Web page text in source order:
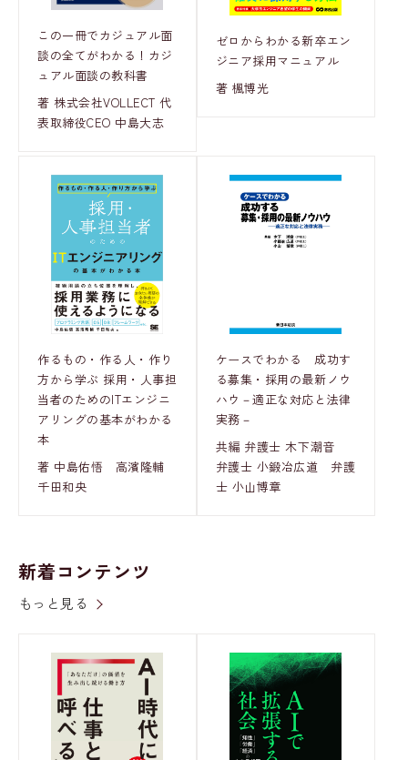
この一冊でカジュアル面
談の全てがわかる！カジ
ュアル面談の教科書
著 株式会社VOLLECT 代
表取締役CEO 中島大志
ゼロからわかる新卒エン
ジニア採用マニュアル
著 楓博光
作るもの・作る人・作り
方から学ぶ 採用・人事担
当者のためのITエンジニ
アリングの基本がわかる
本
著 中島佑悟 高濱隆輔
千田和央
ケースでわかる 成功す
る募集・採用の最新ノウ
ハウ－適正な対応と法律
実務－
共編 弁護士 木下潮音
弁護士 小鍛冶広道 弁護
士 小山博章
新着コンテンツ
もっと見る